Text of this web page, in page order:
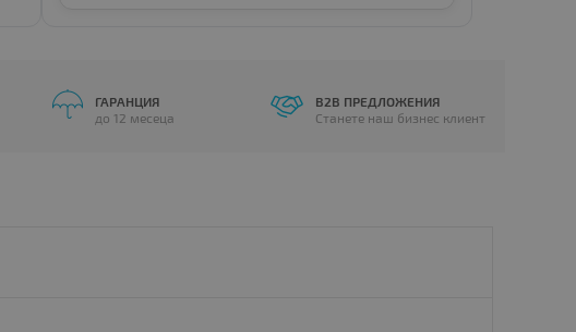
ГАРАНЦИЯ
до 12 месеца
B2B ПРЕДЛОЖЕНИЯ
Станете наш бизнес клиент